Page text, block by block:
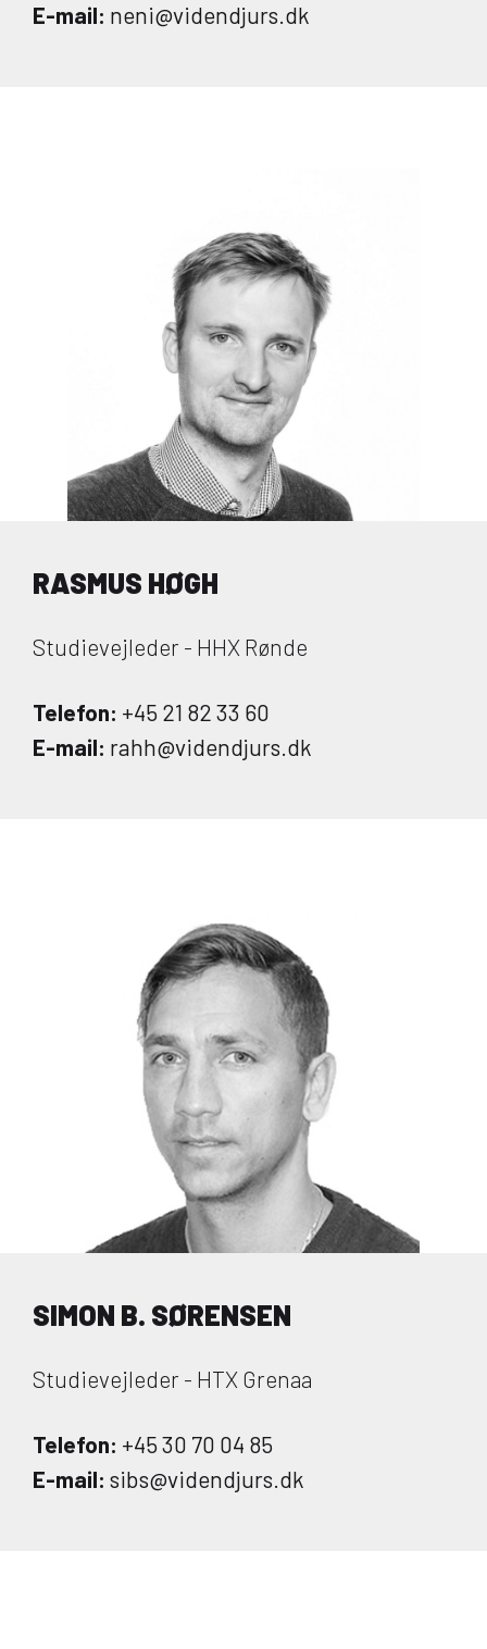
E-mail: neni@videndjurs.dk
RASMUS HØGH
Studievejleder - HHX Rønde
Telefon: +45 21 82 33 60
E-mail: rahh@videndjurs.dk
SIMON B. SØRENSEN
Studievejleder - HTX Grenaa
Telefon: +45 30 70 04 85
E-mail: sibs@videndjurs.dk